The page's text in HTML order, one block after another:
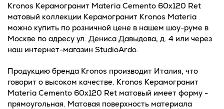
Kronos Керамогранит Materia Cemento 60x120 Ret
матовый коллекции Керамогранит Kronos Materia
можно купить по розничной цене в нашем шоу-руме в
Москве по адресу ул. Дениса Давыдова, д. 4 или через
наш интернет-магазин StudioArdo.
Продукцию бренда Kronos производит Италия, что
говорит о высоком качестве. Kronos Керамогранит
Materia Cemento 60x120 Ret матовый имеет форму -
прямоугольная. Матовая поверхность материала